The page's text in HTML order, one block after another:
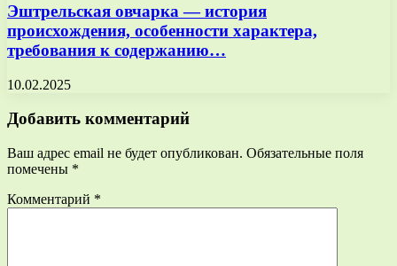
Эштрельская овчарка — история
происхождения, особенности характера,
требования к содержанию…
10.02.2025
Добавить комментарий
Ваш адрес email не будет опубликован. Обязательные поля
помечены *
Комментарий *